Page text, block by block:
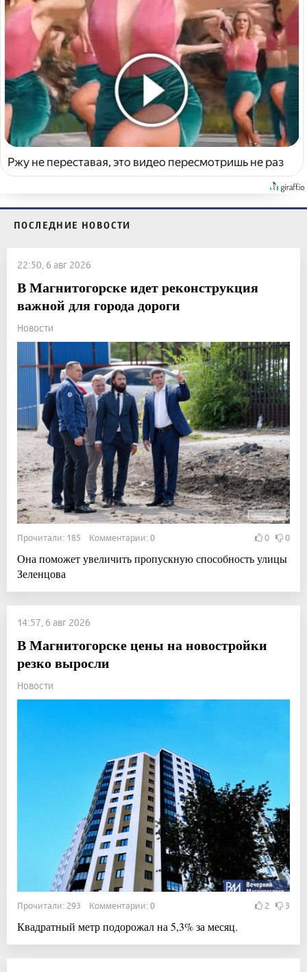
Ржу не переставая, это видео пересмотришь не раз
ПОСЛЕДНИЕ НОВОСТИ
22:50, 6 авг 2026
В Магнитогорске идет реконструкция
важной для города дороги
Новости
Прочитали: 185 Комментарии: 0 0 0
Она поможет увеличить пропускную способность улицы
Зеленцова
14:57, 6 авг 2026
В Магнитогорске цены на новостройки
резко выросли
Новости
Прочитали: 293 Комментарии: 0 2 3
Квадратный метр подорожал на 5,3% за месяц.